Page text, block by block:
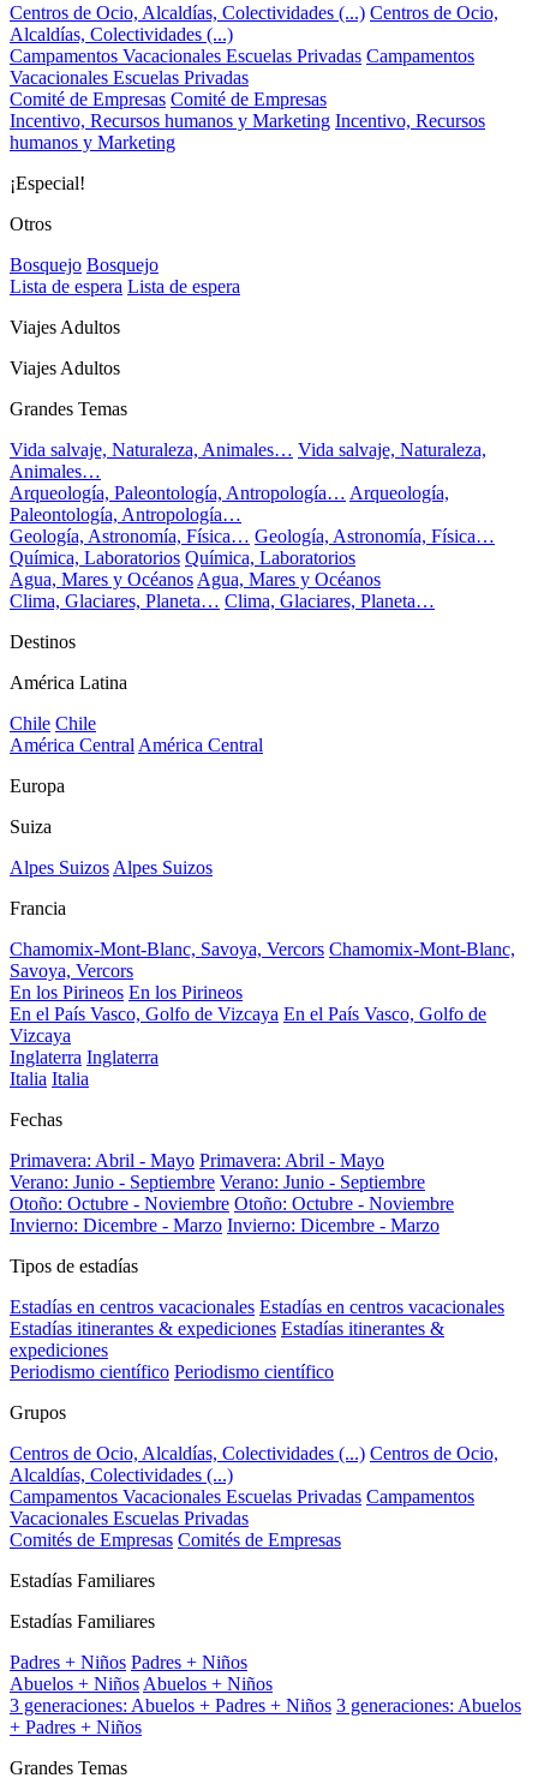
Centros de Ocio, Alcaldías, Colectividades (...) Centros de Ocio,
Alcaldías, Colectividades (...)
Campamentos Vacacionales Escuelas Privadas Campamentos
Vacacionales Escuelas Privadas
Comité de Empresas Comité de Empresas
Incentivo, Recursos humanos y Marketing Incentivo, Recursos
humanos y Marketing
¡Especial!
Otros
Bosquejo Bosquejo
Lista de espera Lista de espera
Viajes Adultos
Viajes Adultos
Grandes Temas
Vida salvaje, Naturaleza, Animales… Vida salvaje, Naturaleza,
Animales…
Arqueología, Paleontología, Antropología… Arqueología,
Paleontología, Antropología…
Geología, Astronomía, Física… Geología, Astronomía, Física…
Química, Laboratorios Química, Laboratorios
Agua, Mares y Océanos Agua, Mares y Océanos
Clima, Glaciares, Planeta… Clima, Glaciares, Planeta…
Destinos
América Latina
Chile Chile
América Central América Central
Europa
Suiza
Alpes Suizos Alpes Suizos
Francia
Chamomix-Mont-Blanc, Savoya, Vercors Chamomix-Mont-Blanc,
Savoya, Vercors
En los Pirineos En los Pirineos
En el País Vasco, Golfo de Vizcaya En el País Vasco, Golfo de
Vizcaya
Inglaterra Inglaterra
Italia Italia
Fechas
Primavera: Abril - Mayo Primavera: Abril - Mayo
Verano: Junio - Septiembre Verano: Junio - Septiembre
Otoño: Octubre - Noviembre Otoño: Octubre - Noviembre
Invierno: Dicembre - Marzo Invierno: Dicembre - Marzo
Tipos de estadías
Estadías en centros vacacionales Estadías en centros vacacionales
Estadías itinerantes & expediciones Estadías itinerantes &
expediciones
Periodismo científico Periodismo científico
Grupos
Centros de Ocio, Alcaldías, Colectividades (...) Centros de Ocio,
Alcaldías, Colectividades (...)
Campamentos Vacacionales Escuelas Privadas Campamentos
Vacacionales Escuelas Privadas
Comités de Empresas Comités de Empresas
Estadías Familiares
Estadías Familiares
Padres + Niños Padres + Niños
Abuelos + Niños Abuelos + Niños
3 generaciones: Abuelos + Padres + Niños 3 generaciones: Abuelos
+ Padres + Niños
Grandes Temas